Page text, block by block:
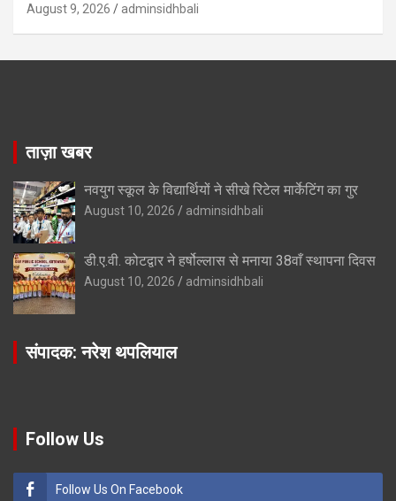
August 9, 2026 adminsidhbali
ताज़ा खबर
नवयुग स्कूल के विद्यार्थियों ने सीखे रिटेल मार्केटिंग का गुर
August 10, 2026 adminsidhbali
डी.ए.वी. कोटद्वार ने हर्षोल्लास से मनाया 38वाँ स्थापना दिवस
August 10, 2026 adminsidhbali
संपादक: नरेश थपलियाल
Follow Us
Follow Us On Facebook